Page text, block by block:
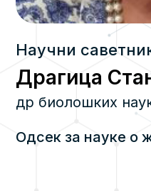
Научни
Драгица
др биолошких
Одсек за науке о